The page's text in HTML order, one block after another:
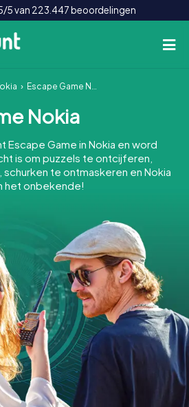
5 van 223.447 beoordelingen
CH
DE
UK
IE
Boek tickets
cadeaubonnen
Escape Game Nokia
Nokia
Escape Game in Nokia en word
is om puzzels te ontcijferen,
te ontmaskeren en Nokia
het onbekende!